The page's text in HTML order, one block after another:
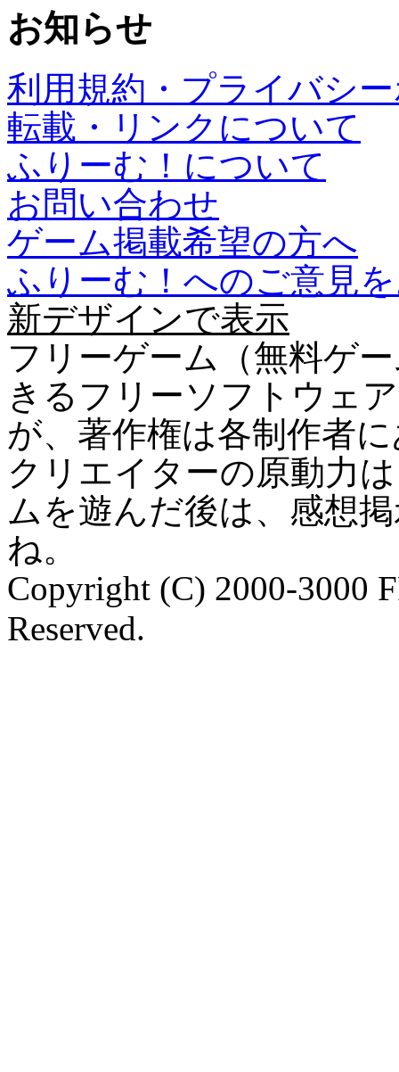
お知らせ
利用規約・プライバシ
転載・リンクについて
ふりーむ！について
お問い合わせ
ゲーム掲載希望の方へ
ふりーむ！へのご意見
新デザインで表示
フリーゲーム（無料ゲ
きるフリーソフトウェ
が、著作権は各制作者
クリエイターの原動力
ムを遊んだ後は、感想
ね。
Copyright (C) 2000-3000
Reserved.